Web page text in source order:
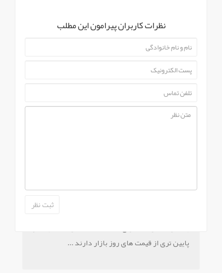
پشتیبانی شده : TH-L42U22
مشاهده این محصول در
نظرات کاربران پیرامون این مطلب
نمایش همه محصولات آیتم های محصول
امکان ارسال سریع محصولات به مشتريان عزيز در
تخفيف ويژه
پایین تری از قیمت های روز بازار دارند ...